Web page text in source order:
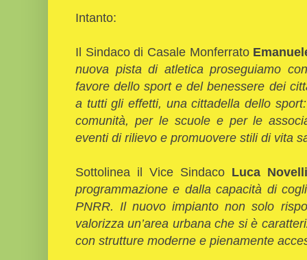
Intanto:
Il Sindaco di Casale Monferrato
nuova pista di atletica proseguiamo
favore dello sport e del benessere dei
a tutti gli effetti, una cittadella dello
comunità, per le scuole e per le
eventi di rilievo e promuovere stili di vita
Sottolinea il Vice Sindaco Luca Novelli
programmazione e dalla capacità di
PNRR. Il nuovo impianto non solo
valorizza un’area urbana che si è
con strutture moderne e pienamente